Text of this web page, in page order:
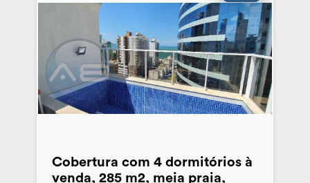
Cobertura com 4 dormitórios à
venda, 285 m2, meia praia,